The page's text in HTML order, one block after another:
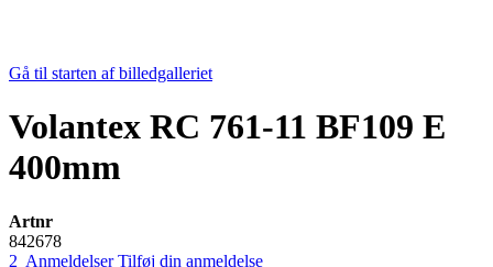
Gå til starten af billedgalleriet
Volantex RC 761-11 BF109 E
400mm
Artnr
842678
2 AnmeldelserTilføj din anmeldelse